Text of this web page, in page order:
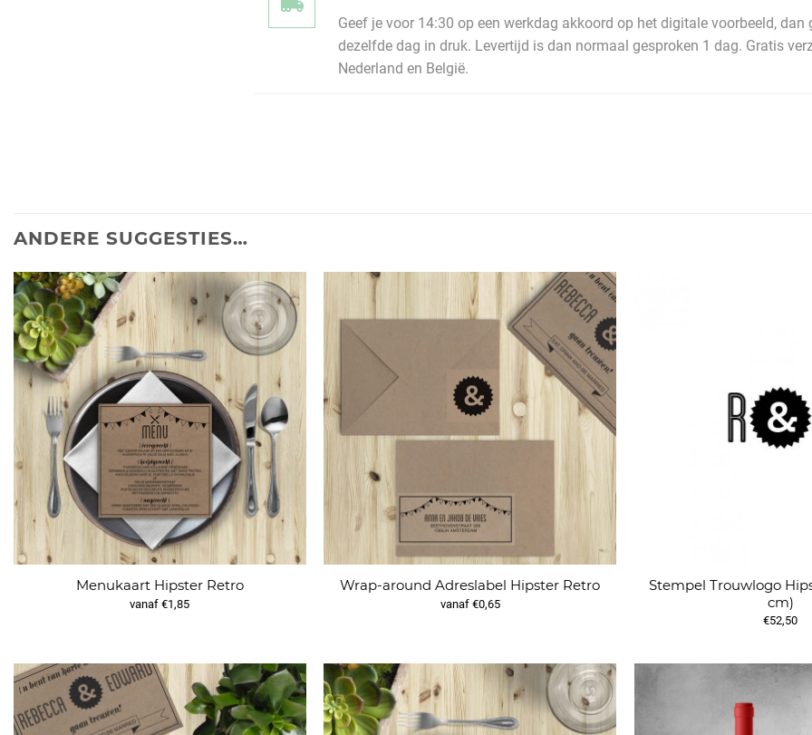
Geef je voor 14:30 op een werkdag akkoord op het digitale voorbeeld, dan
dezelfde dag in druk. Levertijd is dan normaal gesproken 1 dag. Gratis
Nederland en België.
ANDERE SUGGESTIES…
Menukaart Hipster Retro
vanaf €1,85
Wrap-around Adreslabel Hipster Retro
vanaf €0,65
Stempel Trouwlogo
cm)
€52,50